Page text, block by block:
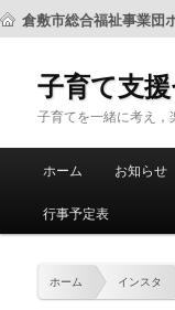
倉敷市総合福祉事業団
子育て支
子育てを一緒に考え，
メ
メ
イ
サ
ブ
ホーム お知らせ
行事予定表
ホーム インスタ